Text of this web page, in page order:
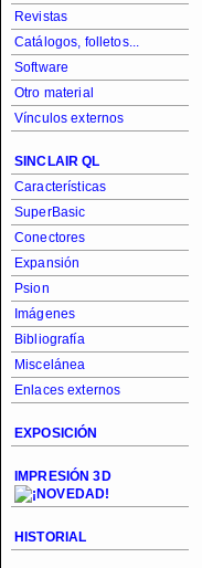
Revistas
Catálogos, folletos...
Software
Otro material
Vínculos externos
SINCLAIR QL
Características
SuperBasic
Conectores
Expansión
Psion
Imágenes
Bibliografía
Miscelánea
Enlaces externos
EXPOSICIÓN
IMPRESIÓN 3D
HISTORIAL